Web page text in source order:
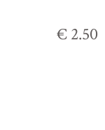
€ 2.50